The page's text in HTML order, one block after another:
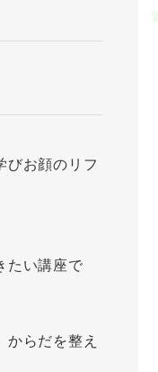
びお顔のリフ
たい講座で
からだを整え